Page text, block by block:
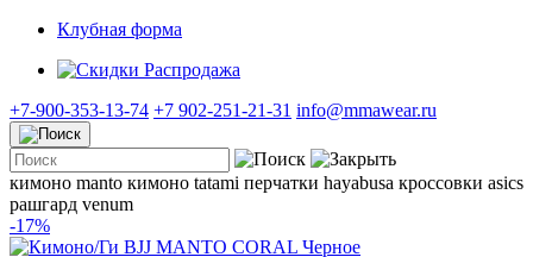
Клубная форма
Распродажа
+7-900-353-13-74 +7 902-251-21-31 info@mmawear.ru
кимоно manto кимоно tatami перчатки hayabusa кроссовки asics
рашгард venum
-17%